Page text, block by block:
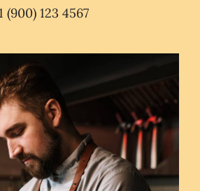
(900) 123 4567